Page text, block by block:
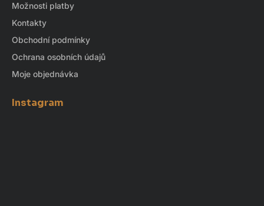
Možnosti platby
Kontakty
Obchodní podmínky
Ochrana osobních údajů
Moje objednávka
Instagram